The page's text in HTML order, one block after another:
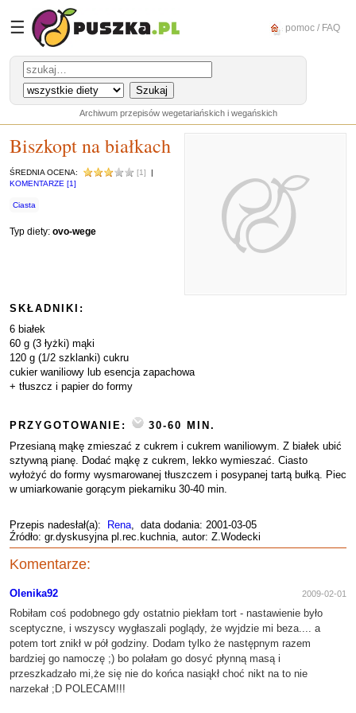
☰ pomoc / FAQ
Archiwum przepisów wegetariańskich i wegańskich
Biszkopt na białkach
ŚREDNIA OCENA: [1]
|
KOMENTARZE [1]
Ciasta
Typ diety: ovo-wege
SKŁADNIKI:
6 białek
60 g (3 łyżki) mąki
120 g (1/2 szklanki) cukru
cukier waniliowy lub esencja zapachowa
+ tłuszcz i papier do formy
PRZYGOTOWANIE:
30-60 MIN.
Przesianą mąkę zmieszać z cukrem i cukrem waniliowym. Z białek ubić
sztywną pianę. Dodać mąkę z cukrem, lekko wymieszać. Ciasto
wyłożyć do formy wysmarowanej tłuszczem i posypanej tartą bułką. Piec
w umiarkowanie gorącym piekarniku 30-40 min.
Przepis nadesłał(a): Rena, data dodania: 2001-03-05
Źródło: gr.dyskusyjna pl.rec.kuchnia, autor: Z.Wodecki
Komentarze:
Olenika92 2009-02-01
Robiłam coś podobnego gdy ostatnio piekłam tort - nastawienie było
sceptyczne, i wszyscy wygłaszali poglądy, że wyjdzie mi beza.... a
potem tort znikł w pół godziny. Dodam tylko że następnym razem
bardziej go namoczę ;) bo polałam go dosyć płynną masą i
przeszkadzało mi,że się nie do końca nasiąkł choć nikt na to nie
narzekał ;D POLECAM!!!